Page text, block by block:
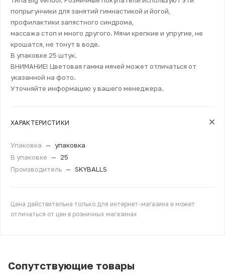
попрыгунчики для занятий гимнастикой и йогой,
профилактики запястного синдрома,
массажа стоп и много другого. Мячи крепкие и упругие, не
крошатся, не тонут в воде.
В упаковке 25 штук.
ВНИМАНИЕ! Цветовая гамма мячей может отличаться от
указанной на фото.
Уточняйте информацию у вашего менеджера.
ХАРАКТЕРИСТИКИ
Упаковка —
упаковка
В упаковке
—
25
Производитель — SKYBALLS
Цена действительна только для интернет-магазина и может
отличаться от цен в розничных магазинах
Сопутствующие товары